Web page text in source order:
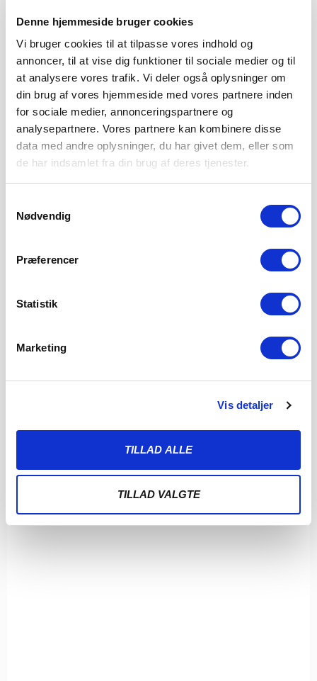
Denne hjemmeside bruger cookies
Vi bruger cookies til at tilpasse vores indhold og
annoncer, til at vise dig funktioner til sociale medier og til
at analysere vores trafik. Vi deler også oplysninger om
din brug af vores hjemmeside med vores partnere inden
for sociale medier, annonceringspartnere og
analysepartnere. Vores partnere kan kombinere disse
data med andre oplysninger, du har givet dem, eller som
de har indsamlet fra din brug af deres tjenester.
Nødvendig
Præferencer
Statistik
Marketing
Vis detaljer
TILLAD ALLE
TILLAD VALGTE
MAGNUS JENSEN TIL FCM
Sønderjyske Fodbold har med omgående virkning solgt Magnus
LÆS MERE